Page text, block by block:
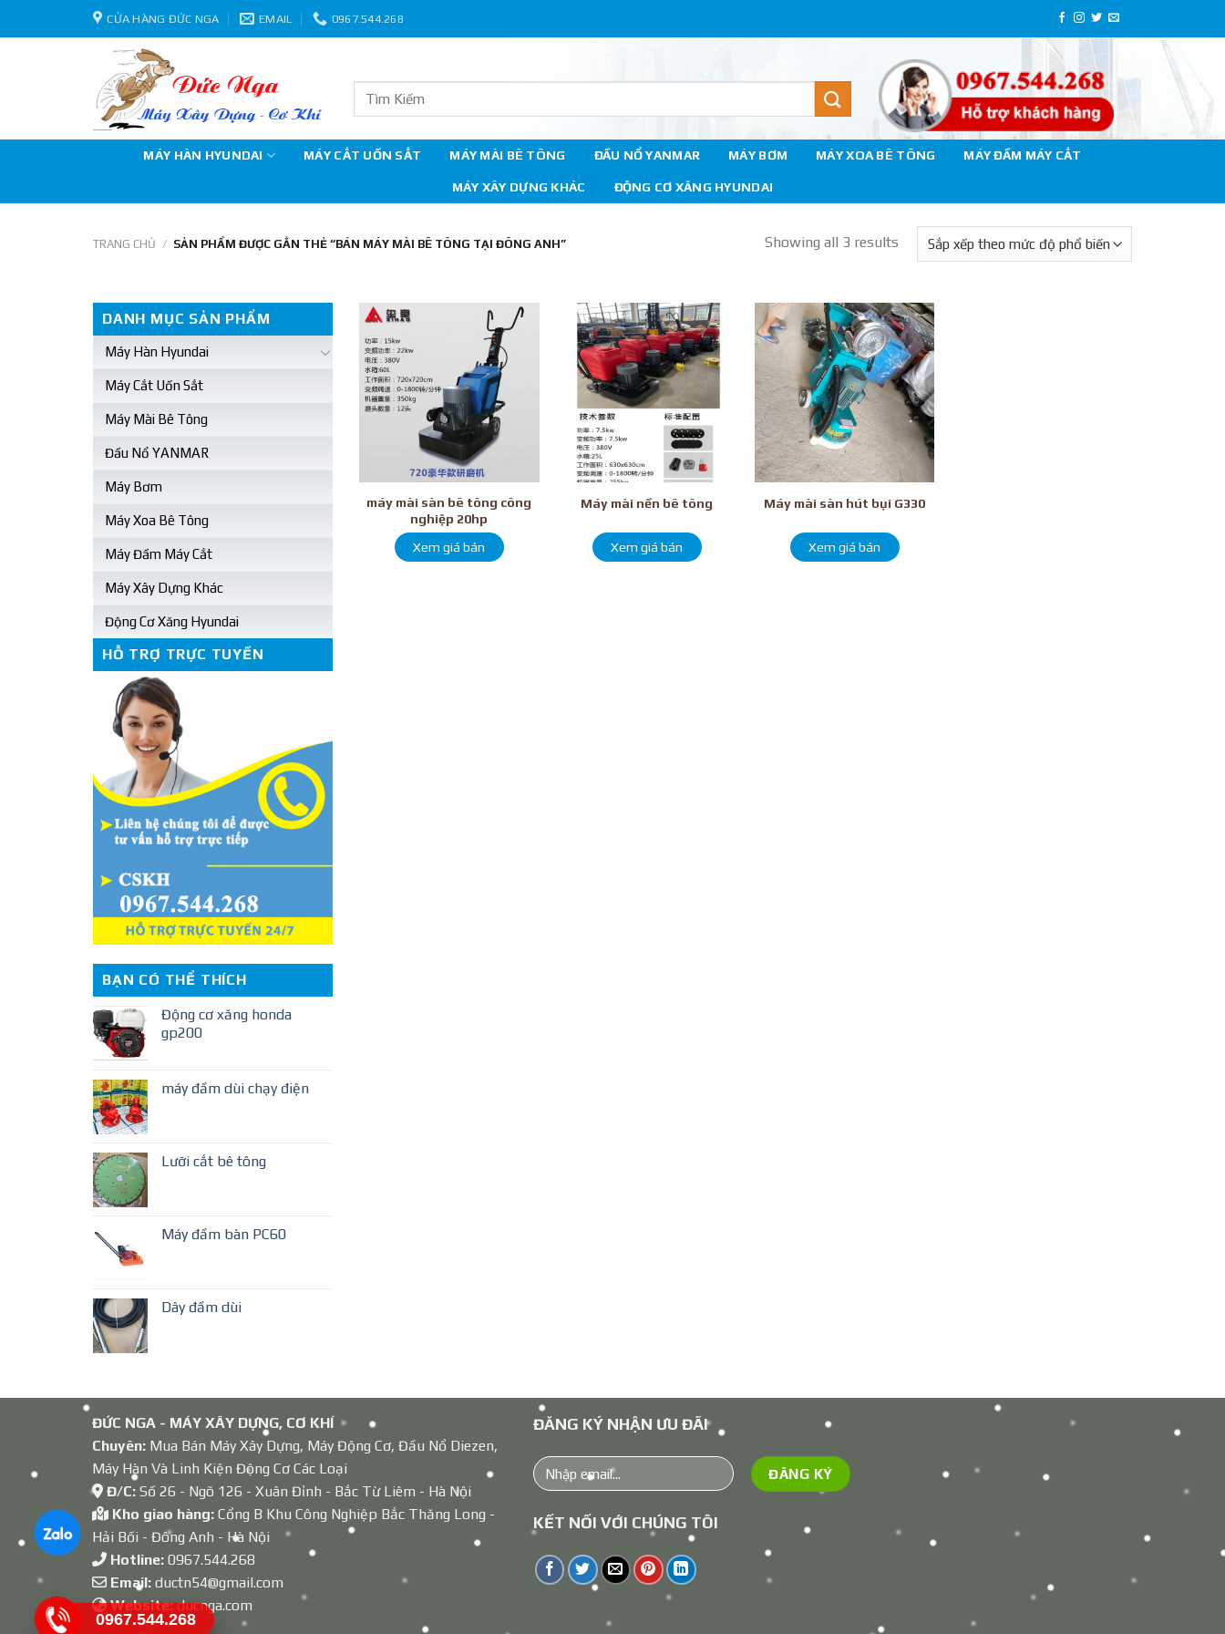
to
CỬA HÀNG ĐỨC NGA EMAIL 0967.544.268
MÁY HÀN HYUNDAI MÁY CẮT UỐN SẮT MÁY MÀI BÊ TÔNG ĐẦU NỔ YANMAR MÁY BƠM MÁY XOA BÊ TÔNG MÁY ĐẦM MÁY CẮT
MÁY XÂY DỰNG KHÁC ĐỘNG CƠ XĂNG HYUNDAI
TRANG CHỦ / SẢN PHẨM ĐƯỢC GẮN THẺ “BÁN MÁY MÀI BÊ TÔNG TẠI ĐÔNG ANH” Showing all 3 results
DANH MỤC SẢN PHẨM
Máy Hàn Hyundai
Máy Cắt Uốn Sắt
Máy Mài Bê Tông
Đầu Nổ YANMAR
Máy Bơm
Máy Xoa Bê Tông
Máy Đầm Máy Cắt
Máy Xây Dựng Khác
Động Cơ Xăng Hyundai
HỖ TRỢ TRỰC TUYẾN
BẠN CÓ THỂ THÍCH
Động cơ xăng honda
gp200
máy đầm dùi chạy điện
Lưỡi cắt bê tông
Máy đầm bàn PC60
Dây đầm dùi
máy mài sàn bê tông công
nghiệp 20hp
Xem giá bán
Máy mài nền bê tông
Xem giá bán
Máy mài sàn hút bụi G330
Xem giá bán
ĐỨC NGA - MÁY XÂY DỰNG, CƠ KHÍ
Chuyên:Mua Bán Máy Xây Dựng, Máy Động Cơ, Đầu Nổ Diezen,
Máy Hàn Và Linh Kiện Động Cơ Các Loại
Đ/C: Số 26 - Ngõ 126 - Xuân Đỉnh - Bắc Từ Liêm - Hà Nội
Kho giao hàng: Cổng B Khu Công Nghiệp Bắc Thăng Long -
Hải Bối - Đông Anh - Hà Nội
Hotline: 0967.544.268
Email: ductn54@gmail.com
Website:ducnga.com
ĐĂNG KÝ NHẬN ƯU ĐÃI
KẾT NỐI VỚI CHÚNG TÔI
0967.544.268